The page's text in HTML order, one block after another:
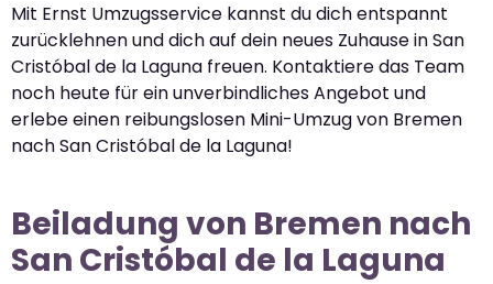
Mit Ernst Umzugsservice kannst du dich entspannt
zurücklehnen und dich auf dein neues Zuhause in San
Cristóbal de la Laguna freuen. Kontaktiere das Team
noch heute für ein unverbindliches Angebot und
erlebe einen reibungslosen Mini-Umzug von Bremen
nach San Cristóbal de la Laguna!
Beiladung von Bremen nach
San Cristóbal de la Laguna